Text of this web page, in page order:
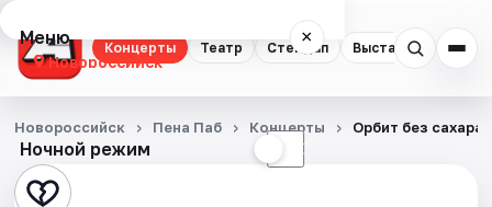
Концерты Театр Стендап Выставки
Меню ×
Новороссийск
Концерты
Театр
Ночной режим ☾
Новороссийск Пена Паб Концерты Орбит без